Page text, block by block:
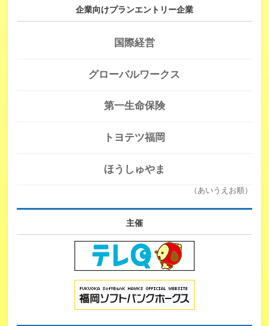
企業向けプランエントリー企業
国際経営
グローバルワークス
第一生命保険
トヨテツ福岡
ほうしゅやま
（あいうえお順）
主催